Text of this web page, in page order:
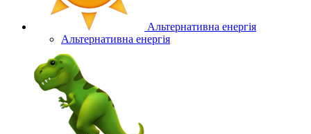
Альтернативна енергія
Альтернативна енергія